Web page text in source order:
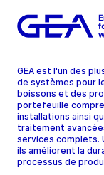
GEA est l'un des
de systèmes pour
boissons et des
portefeuille
installations ainsi
traitement
services complets.
ils améliorent la
processus de